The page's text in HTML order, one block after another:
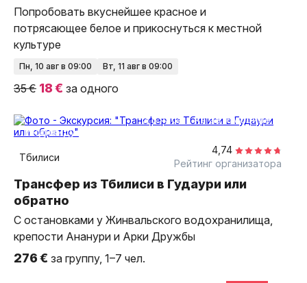
Попробовать вкуснейшее красное и
потрясающее белое и прикоснуться к местной
культуре
пн, 10 авг в 09:00 вт, 11 авг в 09:00
35 € 18 € за одного
3,5 часа
на автомобиле
индивидуальная
Тбилиси
4,74
Рейтинг организатора
Трансфер из Тбилиси в Гудаури или
обратно
С остановками у Жинвальского водохранилища,
крепости Ананури и Арки Дружбы
276 € за группу, 1–7 чел.